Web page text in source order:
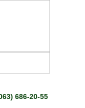
686-20-55